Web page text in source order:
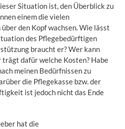
Situation ist, den Überblick zu
einem die vielen
den Kopf wachsen. Wie lässt
des Pflegebedürftigen
braucht er? Wer kann
dafür welche Kosten? Habe
meinen Bedürfnissen zu
die Pflegekasse bzw. der
ist jedoch nicht das Ende
hat die